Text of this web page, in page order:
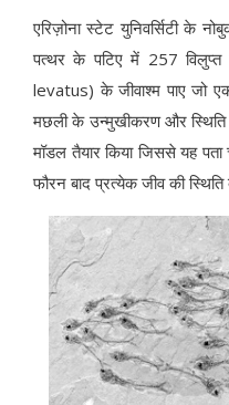
एरिज़ोना स्टेट युनिवर्सिटी के
पत्थर के पटिए में 257
levatus) के जीवाश्म पाए जो
मछली के उन्मुखीकरण और
मॉडल तैयार किया जिससे यह
फौरन बाद प्रत्येक जीव की स्थिति